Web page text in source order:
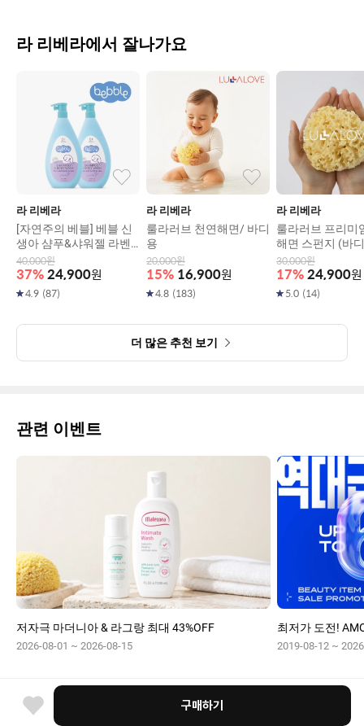
구매하기
라 리베라에서 잘나가요
라 리베라
[자연주의 베블] 베블 신
생아 샴푸&샤워젤 라벤
40,000원
37% 24,900원
4.9 (87)
라 리베라
룰라러브 천연해면/ 바디
용
20,000원
15% 16,900원
4.8 (183)
라 리베라
룰라러브 프리미
해면 스펀지 (바
ra soft) (건조클
30,000원
17% 24,900원
5.0 (14)
더 많은 추천 보기
관련 이벤트
저자극 마더니아 & 라그랑 최대 43%OFF
2026-08-01 ~ 2026-08-15
최저가 도전!
2019-08-12 ~